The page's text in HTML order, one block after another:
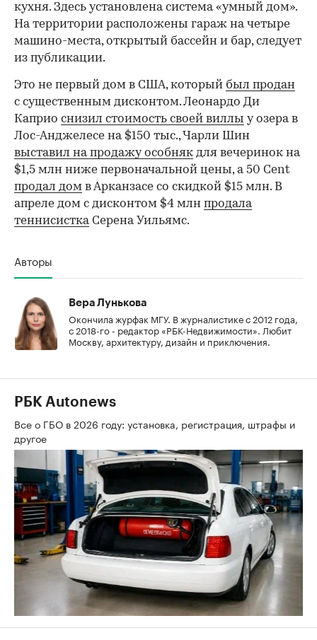
кухня. Здесь установлена система «умный дом».
На территории расположены гараж на четыре
машино-места, открытый бассейн и бар, следует
из публикации.
Это не первый дом в США, который был продан
с существенным дисконтом. Леонардо Ди
Каприо снизил стоимость своей виллы у озера в
Лос-Анджелесе на $150 тыс., Чарли Шин
выставил на продажу особняк для вечеринок на
$1,5 млн ниже первоначальной цены, а 50 Cent
продал дом в Арканзасе со скидкой $15 млн. В
апреле дом с дисконтом $4 млн продала
теннисисткаСерена Уильямс.
Авторы
Вера Лунькова
Окончила журфак МГУ. В журналистике с 2012 года,
с 2018-го - редактор «РБК-Недвижимости». Любит
Москву, архитектуру, дизайн и приключения.
РБК Autonews
Все о ГБО в 2026 году: установка, регистрация, штрафы и
другое